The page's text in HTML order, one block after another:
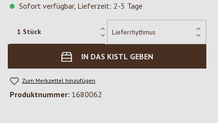
Sofort verfügbar, Lieferzeit: 2-5 Tage
IN DAS KISTL GEBEN
Zum Merkzettel hinzufügen
Produktnummer: 1680062